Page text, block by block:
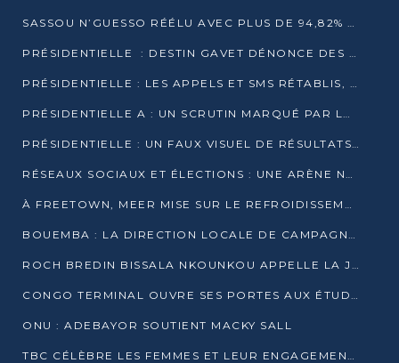
SASSOU N’GUESSO RÉÉLU AVEC PLUS DE 94,82% DES VOIX
PRÉSIDENTIELLE : DESTIN GAVET DÉNONCE DES IRRÉGULARITÉS ET REVENDIQUE LA VICTOIRE
PRÉSIDENTIELLE : LES APPELS ET SMS RÉTABLIS, INTERNET RESTE BLOQUÉ
PRÉSIDENTIELLE A : UN SCRUTIN MARQUÉ PAR LA COUPURE D’INTERNET ET UNE AFFLUENCE TIMIDE À BRAZZAVILLE
PRÉSIDENTIELLE : UN FAUX VISUEL DE RÉSULTATS CIRCULE
RÉSEAUX SOCIAUX ET ÉLECTIONS : UNE ARÈNE NUMÉRIQUE EN PLEINE MUTATION AU CONGO
À FREETOWN, MEER MISE SUR LE REFROIDISSEMENT PASSIF FACE À LA CHALEUR EXTRÊME
BOUEMBA : LA DIRECTION LOCALE DE CAMPAGNE DE DENIS SASSOU N’GUESSO MULTIPLIE LES ACTIVITÉS DE MOBILISATION
ROCH BREDIN BISSALA NKOUNKOU APPELLE LA JEUNESSE DE GOMA TSÉ-TSÉ À UN VOTE MASSIF POUR DENIS SASSOU NGUESSO
CONGO TERMINAL OUVRE SES PORTES AUX ÉTUDIANTS EN TRANSPORT ET LOGISTIQUE
ONU : ADEBAYOR SOUTIENT MACKY SALL
TBC CÉLÈBRE LES FEMMES ET LEUR ENGAGEMENT À L’OCCASION DU 8 MARS